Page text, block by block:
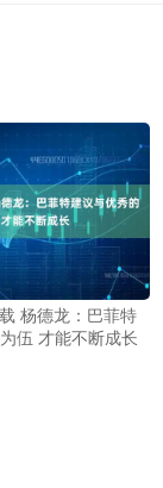
杨德龙：巴菲特
伍 才能不断成长